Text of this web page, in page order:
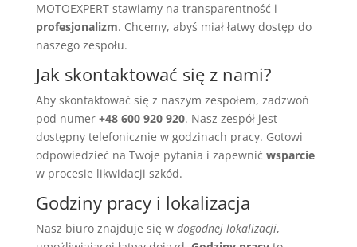
MOTOEXPERT stawiamy na transparentność i
profesjonalizm. Chcemy, abyś miał łatwy dostęp do
naszego zespołu.
Jak skontaktować się z nami?
Aby skontaktować się z naszym zespołem, zadzwoń
pod numer +48 600 920 920. Nasz zespół jest
dostępny telefonicznie w godzinach pracy. Gotowi
odpowiedzieć na Twoje pytania i zapewnić wsparcie
w procesie likwidacji szkód.
Godziny pracy i lokalizacja
Nasz biuro znajduje się w dogodnej lokalizacji,